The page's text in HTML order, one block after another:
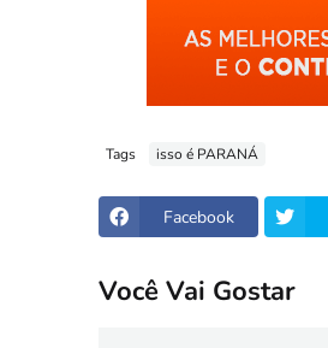
Tags isso é PARANÁ
Facebook
Você Vai Gostar